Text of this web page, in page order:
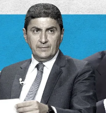
αεροδρόμιο,
«πούλησε»
τσαμπουκά
και
σε
δημοσιογράφο